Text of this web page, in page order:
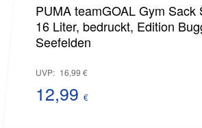
PUMA teamGOAL Gym Sack
16 Liter, bedruckt, Edition
Seefelden
UVP: 16,99 €
12,99 €